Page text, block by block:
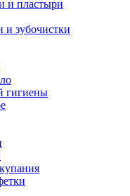
и пластыри
зубочистки
гигиены